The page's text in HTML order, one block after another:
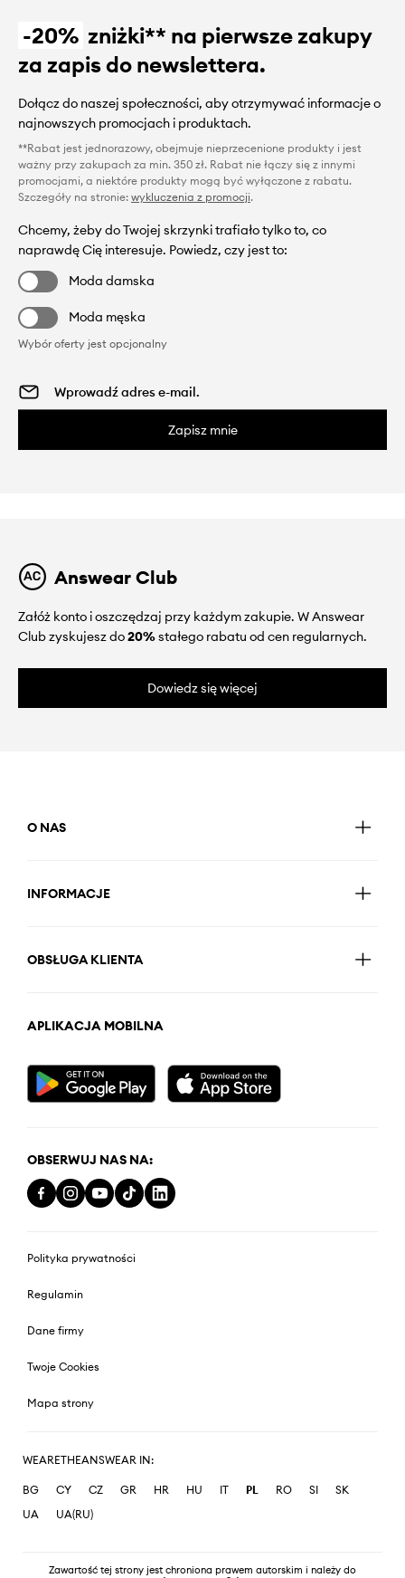
-20% zniżki** na pierwsze zakupy
za zapis do newslettera.
Dołącz do naszej społeczności, aby otrzymywać informacje o
najnowszych promocjach i produktach.
**Rabat jest jednorazowy, obejmuje nieprzecenione produkty i jest
ważny przy zakupach za min. 350 zł. Rabat nie łączy się z innymi
promocjami, a niektóre produkty mogą być wyłączone z rabatu.
Szczegóły na stronie: wykluczenia z promocji.
Chcemy, żeby do Twojej skrzynki trafiało tylko to, co
naprawdę Cię interesuje. Powiedz, czy jest to:
Moda damska
Moda męska
Wybór oferty jest opcjonalny
Zapisz mnie
Answear Club
Załóż konto i oszczędzaj przy każdym zakupie. W Answear
Club zyskujesz do20%stałego rabatu od cen regularnych.
Dowiedz się więcej
O NAS
INFORMACJE
OBSŁUGA KLIENTA
APLIKACJA MOBILNA
OBSERWUJ NAS NA:
Polityka prywatności
Regulamin
Dane firmy
Twoje Cookies
Mapa strony
WEARETHEANSWEAR IN:
BG CY CZ GR HR HU IT PL RO SI
SK
UA
UA(RU)
Zawartość tej strony jest chroniona prawem autorskim i należy do